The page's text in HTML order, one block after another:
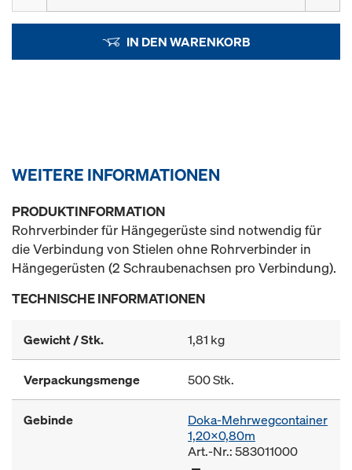
IN DEN WARENKORB
WEITERE INFORMATIONEN
PRODUKTINFORMATION
Rohrverbinder für Hängegerüste sind notwendig für
die Verbindung von Stielen ohne Rohrverbinder in
Hängegerüsten (2 Schraubenachsen pro Verbindung).
TECHNISCHE INFORMATIONEN
Gewicht / Stk. 1,81 kg
Verpackungsmenge 500 Stk.
Gebinde
Doka-Mehrwegcontainer
1,20x0,80m
Art.-Nr.: 583011000